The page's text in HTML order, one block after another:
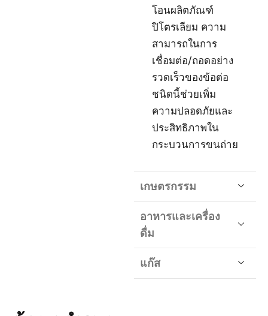
โอนผลิตภัณฑ์
ปิโตรเลียม ความ
สามารถในการ
เชื่อมต่อ/ถอดอย่าง
รวดเร็วของข้อต่อ
ชนิดนี้ช่วยเพิ่ม
ความปลอดภัยและ
ประสิทธิภาพใน
กระบวนการขนถ่าย
เกษตรกรรม
อาหารและเครื่อง
ดื่ม
แก๊ส